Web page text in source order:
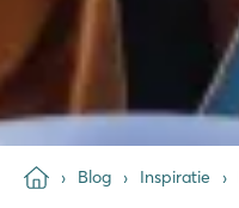
Blog Inspiratie